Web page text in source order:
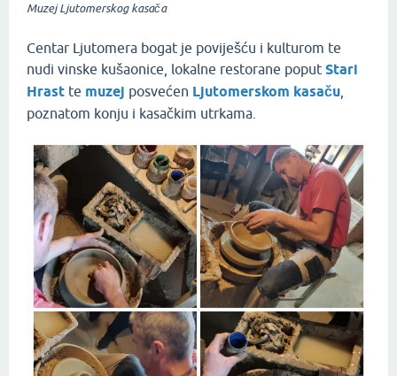
Muzej Ljutomerskog kasača
Centar Ljutomera bogat je poviješću i kulturom te
nudi vinske kušaonice, lokalne restorane poput Stari
Hrast te muzej posvećen Ljutomerskom kasaču
poznatom konju i kasačkim utrkama.